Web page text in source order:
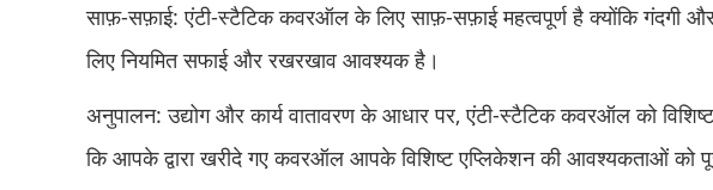
साफ़-सफ़ाई: एंटी-स्टैटिक कवरऑल के लिए साफ़-सफ़ाई महत्वपूर्ण है क्योंकि
लिए नियमित सफाई और रखरखाव आवश्यक है।
अनुपालन: उद्योग और कार्य वातावरण के आधार पर, एंटी-स्टैटिक कवरऑल को
कि आपके द्वारा खरीदे गए कवरऑल आपके विशिष्ट एप्लिकेशन की आवश्यकताओं को